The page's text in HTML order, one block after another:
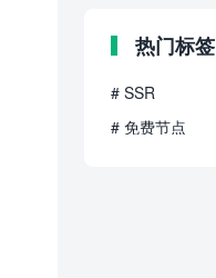
热门标签
# SSR
# 免费节点